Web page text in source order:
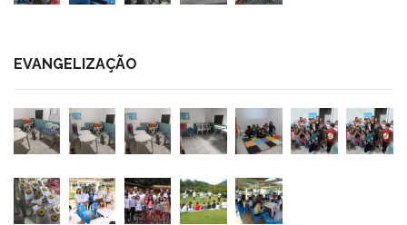
EVANGELIZAÇÃO